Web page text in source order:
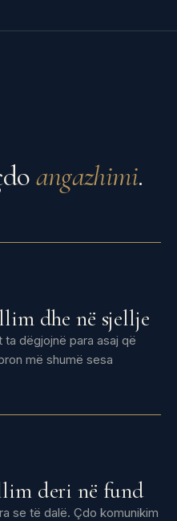
angazhimi.
dhe në sjellje
dëgjojnë para asaj që
më shumë sesa
deri në fund
se të dalë. Çdo komunikim